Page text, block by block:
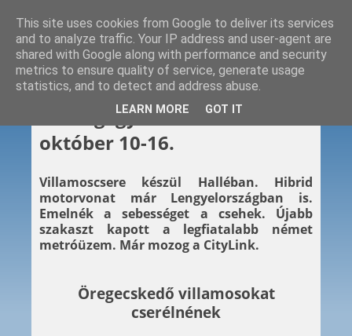
2020. 10. 16.
Hétvégi gyors – 2020.
október 10-16.
Villamoscsere készül Halléban. Hibrid
motorvonat már Lengyelországban is.
Emelnék a sebességet a csehek. Újabb
szakaszt kapott a legfiatalabb német
metróüzem. Már mozog a CityLink.
Öregecskedő villamosokat
cserélnének
This site uses cookies from Google to deliver its services
and to analyze traffic. Your IP address and user-agent are
shared with Google along with performance and security
metrics to ensure quality of service, generate usage
statistics, and to detect and address abuse.
LEARN MORE GOT IT